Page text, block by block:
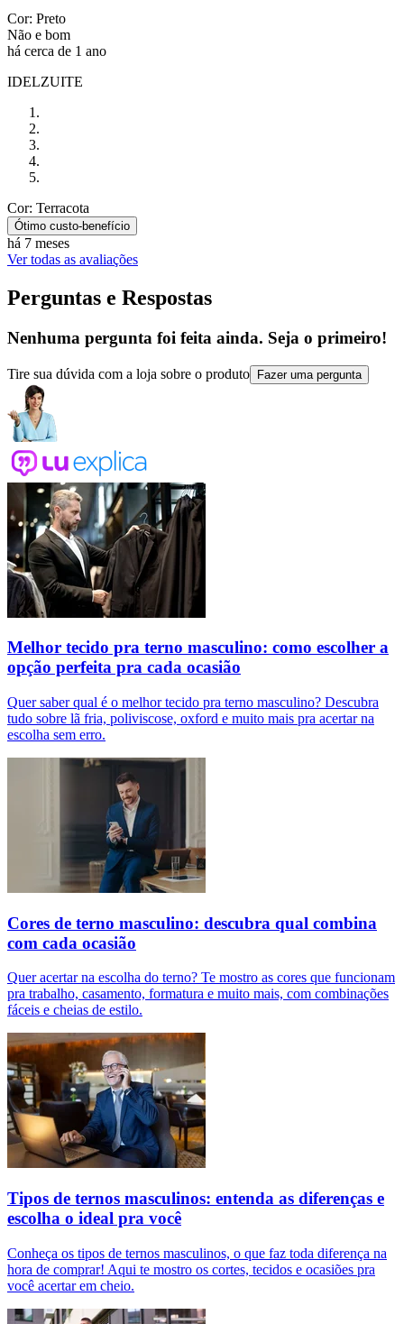
Cor: Preto
Não e bom
há cerca de 1 ano
IDELZUITE
Cor: Terracota
Ótimo custo-benefício
há 7 meses
Ver todas as avaliações
Perguntas e Respostas
Nenhuma pergunta foi feita ainda. Seja o primeiro!
Tire sua dúvida com a loja sobre o produto Fazer uma pergunta
Melhor tecido pra terno masculino: como escolher a
opção perfeita pra cada ocasião
Quer saber qual é o melhor tecido pra terno masculino? Descubra
tudo sobre lã fria, poliviscose, oxford e muito mais pra acertar na
escolha sem erro.
Cores de terno masculino: descubra qual combina
com cada ocasião
Quer acertar na escolha do terno? Te mostro as cores que funcionam
pra trabalho, casamento, formatura e muito mais, com combinações
fáceis e cheias de estilo.
Tipos de ternos masculinos: entenda as diferenças e
escolha o ideal pra você
Conheça os tipos de ternos masculinos, o que faz toda diferença na
hora de comprar! Aqui te mostro os cortes, tecidos e ocasiões pra
você acertar em cheio.